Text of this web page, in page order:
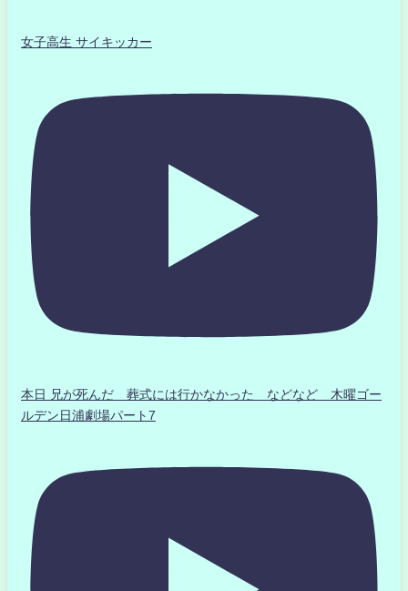
女子高生 サイキッカー
本日 兄が死んだ 葬式には行かなかった などなど 木曜ゴー
ルデン日浦劇場パート7